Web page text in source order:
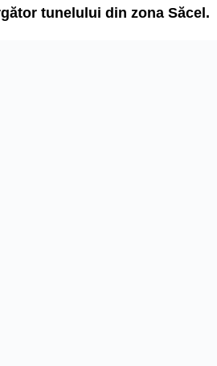
tunelului din zona Săcel.